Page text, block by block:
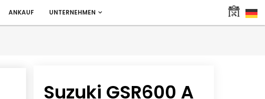
ANKAUF UNTERNEHMEN
Suzuki GSR600 A